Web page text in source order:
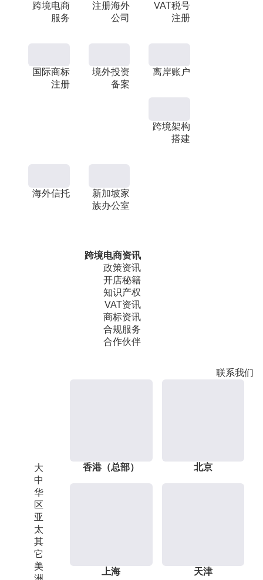
跨境电商
服务
注册海外
公司
VAT税号
注册
国际商标
注册
境外投资
备案
离岸账户
跨境架构
搭建
海外信托
新加坡家
族办公室
跨境电商资讯
政策资讯
开店秘籍
知识产权
VAT资讯
商标资讯
合规服务
合作伙伴
联系我们
大
中
华
区
亚
太
其
它
美
香港（总部） 北京
上海 天津